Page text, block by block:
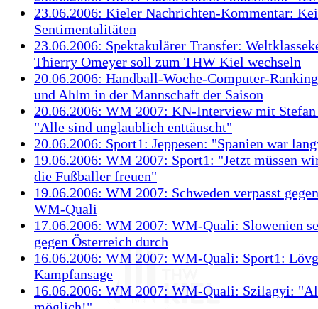
23.06.2006: Kieler Nachrichten-Kommentar:
Sentimentalitäten
23.06.2006: Spektakulärer Transfer:
Thierry Omeyer soll zum THW Kiel wechseln
20.06.2006: Handball-Woche-Computer-
und Ahlm in der Mannschaft der Saison
20.06.2006: WM 2007: KN-Interview mit
"Alle sind unglaublich enttäuscht"
20.06.2006: Sport1: Jeppesen: "Spanien war
19.06.2006: WM 2007: Sport1: "Jetzt müssen
die Fußballer freuen"
19.06.2006: WM 2007: Schweden verpasst
WM-Quali
17.06.2006: WM 2007: WM-Quali: Slowenien
gegen Österreich durch
16.06.2006: WM 2007: WM-Quali: Sport1:
Kampfansage
16.06.2006: WM 2007: WM-Quali: Szilagyi: